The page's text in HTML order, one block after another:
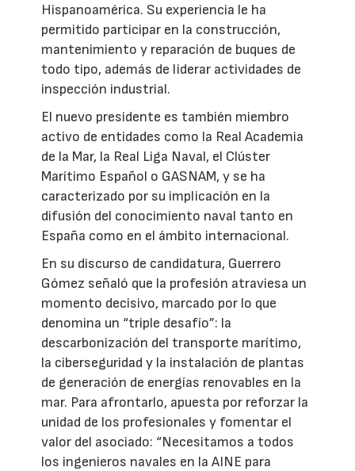
Hispanoamérica. Su experiencia le ha
permitido participar en la construcción,
mantenimiento y reparación de buques de
todo tipo, además de liderar actividades de
inspección industrial.
El nuevo presidente es también miembro
activo de entidades como la Real Academia
de la Mar, la Real Liga Naval, el Clúster
Marítimo Español o GASNAM, y se ha
caracterizado por su implicación en la
difusión del conocimiento naval tanto en
España como en el ámbito internacional.
En su discurso de candidatura, Guerrero
Gómez señaló que la profesión atraviesa un
momento decisivo, marcado por lo que
denomina un “triple desafío”: la
descarbonización del transporte marítimo,
la ciberseguridad y la instalación de plantas
de generación de energías renovables en la
mar. Para afrontarlo, apuesta por reforzar la
unidad de los profesionales y fomentar el
valor del asociado: “Necesitamos a todos
los ingenieros navales en la AINE para